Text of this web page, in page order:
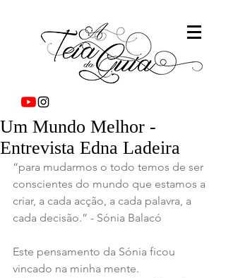
Um Mundo Melhor -
Entrevista Edna Ladeira
“para mudarmos o todo temos de ser
conscientes do mundo que estamos a
criar, a cada acção, a cada palavra, a
cada decisão.” - Sónia Balacó
Este pensamento da Sónia ficou
vincado na minha mente.